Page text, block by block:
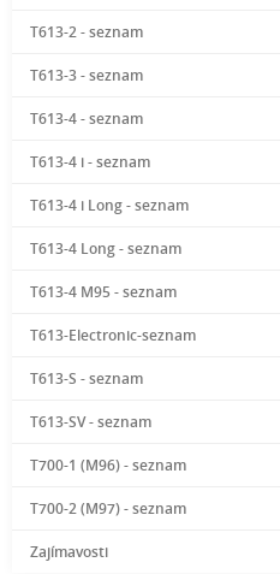
T613-2 - seznam
T613-3 - seznam
T613-4 - seznam
T613-4 i - seznam
T613-4 i Long - seznam
T613-4 Long - seznam
T613-4 M95 - seznam
T613-Electronic-seznam
T613-S - seznam
T613-SV - seznam
T700-1 (M96) - seznam
T700-2 (M97) - seznam
Zajímavosti